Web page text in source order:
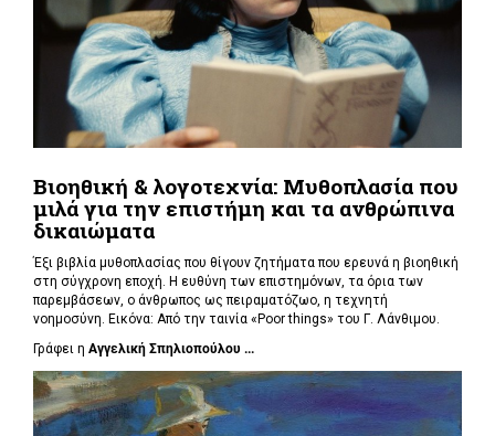
Βιοηθική & λογοτεχνία: Μυθοπλασία που
μιλά για την επιστήμη και τα ανθρώπινα
δικαιώματα
Έξι βιβλία μυθοπλασίας που θίγουν ζητήματα που ερευνά η βιοηθική
στη σύγχρονη εποχή. Η ευθύνη των επιστημόνων, τα όρια των
παρεμβάσεων, ο άνθρωπος ως πειραματόζωο, η τεχνητή
νοημοσύνη. Εικόνα: Από την ταινία «Poor things» του Γ. Λάνθιμου.
Γράφει η Αγγελική Σπηλιοπούλου ...